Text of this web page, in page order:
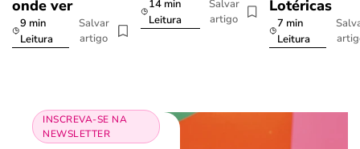
onde ver
9 min
Leitura
Salvar
artigo
14 min
Leitura
Salvar
artigo
Lotéricas
7 min
Leitura
INSCREVA-SE NA
NEWSLETTER